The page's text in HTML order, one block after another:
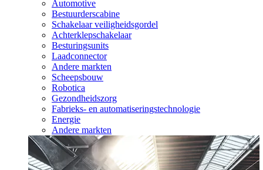
Automotive
Bestuurderscabine
Schakelaar veiligheidsgordel
Achterklepschakelaar
Besturingsunits
Laadconnector
Andere markten
Scheepsbouw
Robotica
Gezondheidszorg
Fabrieks- en automatiseringstechnologie
Energie
Andere markten